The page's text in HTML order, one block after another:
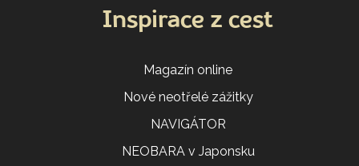
Inspirace z cest
Magazín online
Nové neotřelé zážitky
NAVIGÁTOR
NEOBARA v Japonsku